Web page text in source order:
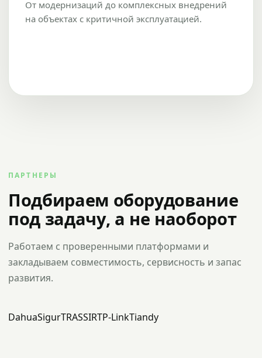
От модернизаций до комплексных внедрений
на объектах с критичной эксплуатацией.
ПАРТНЕРЫ
Подбираем оборудование
под задачу, а не наоборот
Работаем с проверенными платформами и
закладываем совместимость, сервисность и запас
развития.
DahuaSigurTRASSIRTP-LinkTiandy